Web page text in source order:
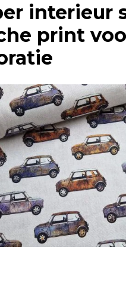
interieur
print